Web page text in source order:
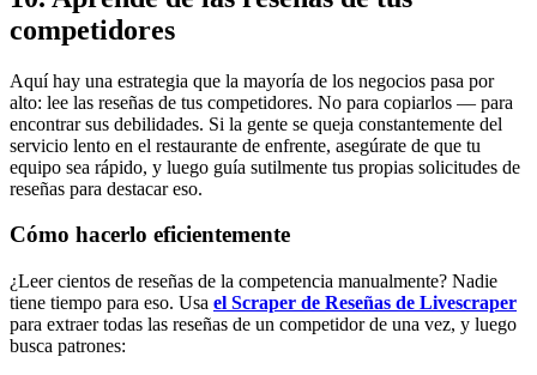
competidores
Aquí hay una estrategia que la mayoría de los negocios pasa por
alto: lee las reseñas de tus competidores. No para copiarlos — para
encontrar sus debilidades. Si la gente se queja constantemente del
servicio lento en el restaurante de enfrente, asegúrate de que tu
equipo sea rápido, y luego guía sutilmente tus propias solicitudes de
reseñas para destacar eso.
Cómo hacerlo eficientemente
¿Leer cientos de reseñas de la competencia manualmente? Nadie
tiene tiempo para eso. Usa el Scraper de Reseñas de Livescraper
para extraer todas las reseñas de un competidor de una vez, y luego
busca patrones: